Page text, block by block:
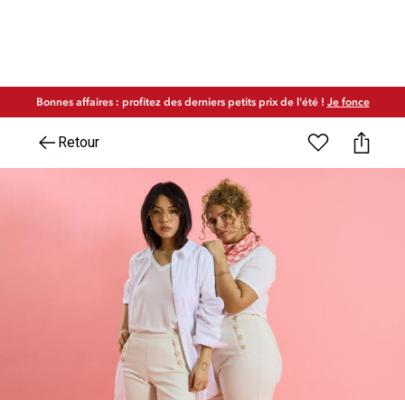
Bonnes affaires : profitez des derniers petits prix de l'été ! Je fonce
Retour